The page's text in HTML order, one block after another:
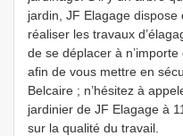
jardin, JF Elagage dispose
réaliser les travaux
de se déplacer à
afin de vous mettre en
Belcaire ; n’hésitez à
jardinier de JF Elagage à
sur la qualité du travail.